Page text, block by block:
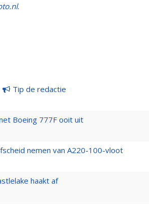
.
Tip de redactie
Boeing 777F ooit uit
nemen van A220-100-vloot
haakt af